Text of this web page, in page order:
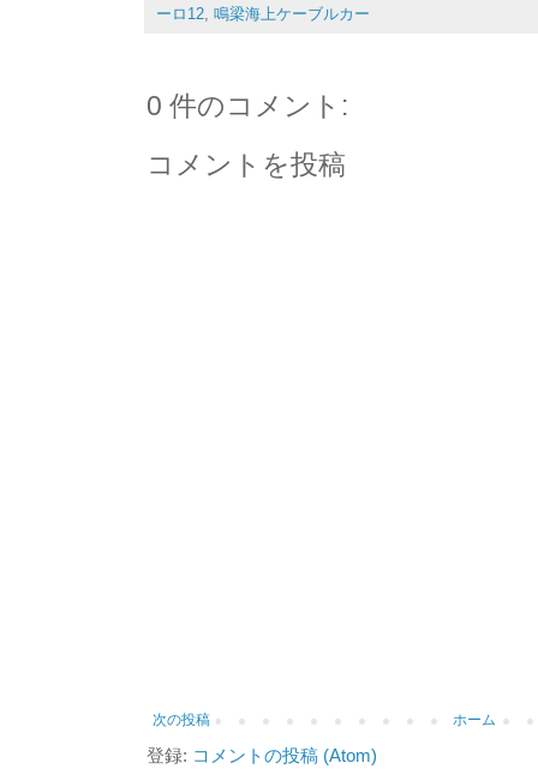
ーロ12, 鳴梁海上ケーブルカー
0 件のコメント:
コメントを投稿
次の投稿 ホーム
登録: コメントの投稿 (Atom)